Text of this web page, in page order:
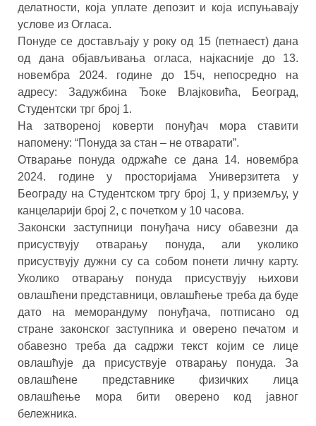
делатности, која уплате депозит и која испуњавају
услове из Огласа.
Понуде се достављају у року од 15 (петнаест) дана
од дана објављивања огласа, најкасније до 13.
новембра 2024. године до 15ч, непосредно на
адресу: Задужбина Ђоке Влајковића, Београд,
Студентски трг број 1.
На затвореној коверти понуђач мора ставити
напомену: “Понуда за стан – не отварати”.
Отварање понуда одржаће се дана 14. новембра
2024. године у просторијама Универзитета у
Београду на Студентском тргу број 1, у приземљу, у
канцеларији број 2, с почетком у 10 часова.
Законски заступници понуђача нису обавезни да
присуствују отварању понуда, али уколико
присуствују дужни су са собом понети личну карту.
Уколико отварању понуда присуствују њихови
овлашћени представници, овлашћење треба да буде
дато на меморандуму понуђача, потписано од
стране законског заступника и оверено печатом и
обавезно треба да садржи текст којим се лице
овлашћује да присуствује отварању понуда. За
овлашћене представнике физичких лица
овлашћење мора бити оверено код јавног
бележника.